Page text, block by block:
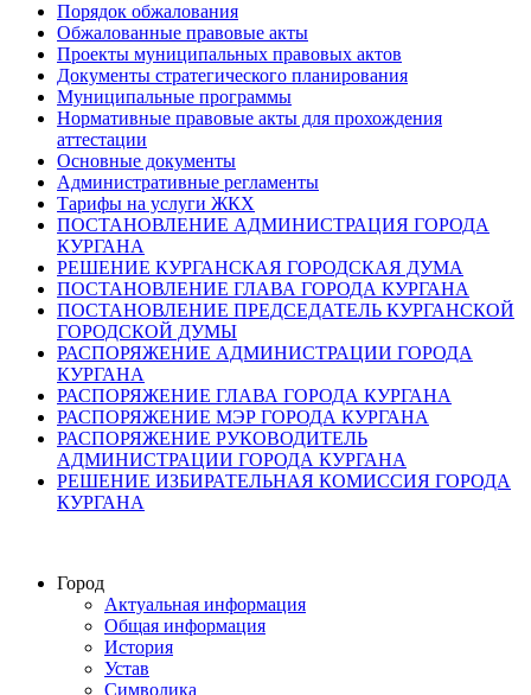
Порядок обжалования
Обжалованные правовые акты
Проекты муниципальных правовых актов
Документы стратегического планирования
Муниципальные программы
Нормативные правовые акты для прохождения
аттестации
Основные документы
Административные регламенты
Тарифы на услуги ЖКХ
ПОСТАНОВЛЕНИЕ АДМИНИСТРАЦИЯ ГОРОДА
КУРГАНА
РЕШЕНИЕ КУРГАНСКАЯ ГОРОДСКАЯ ДУМА
ПОСТАНОВЛЕНИЕ ГЛАВА ГОРОДА КУРГАНА
ПОСТАНОВЛЕНИЕ ПРЕДСЕДАТЕЛЬ КУРГАНСКОЙ
ГОРОДСКОЙ ДУМЫ
РАСПОРЯЖЕНИЕ АДМИНИСТРАЦИИ ГОРОДА
КУРГАНА
РАСПОРЯЖЕНИЕ ГЛАВА ГОРОДА КУРГАНА
РАСПОРЯЖЕНИЕ МЭР ГОРОДА КУРГАНА
РАСПОРЯЖЕНИЕ РУКОВОДИТЕЛЬ
АДМИНИСТРАЦИИ ГОРОДА КУРГАНА
РЕШЕНИЕ ИЗБИРАТЕЛЬНАЯ КОМИССИЯ ГОРОДА
КУРГАНА
Город
Актуальная информация
Общая информация
История
Устав
Символика